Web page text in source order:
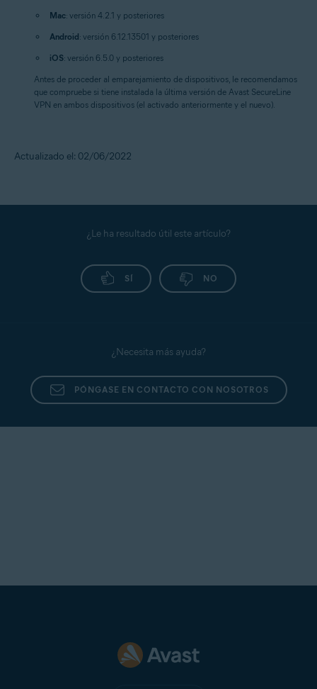
Mac: versión 4.2.1 y posteriores
Android: versión 6.12.13501 y posteriores
iOS: versión 6.5.0 y posteriores
Antes de proceder al emparejamiento de dispositivos, le recomendamos
que compruebe si tiene instalada la última versión de Avast SecureLine
VPN en ambos dispositivos (el activado anteriormente y el nuevo).
Actualizado el: 02/06/2022
¿Le ha resultado útil este artículo?
SÍ NO
¿Necesita más ayuda?
PÓNGASE EN CONTACTO CON NOSOTROS